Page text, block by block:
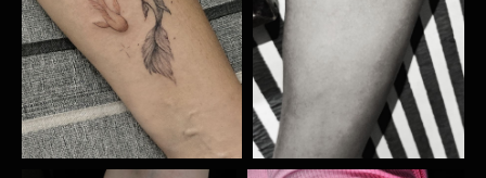
Услуги
Мастера
Акции